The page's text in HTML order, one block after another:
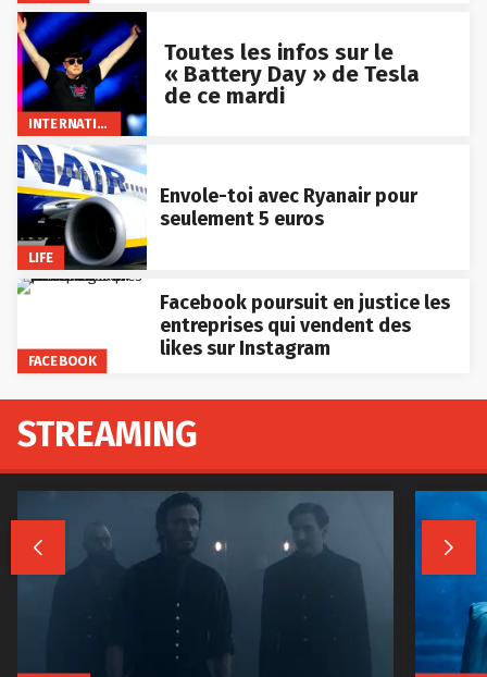
INTERNATIONAL
Toutes les infos sur le
« Battery Day » de Tesla
de ce mardi
LIFE
Envole-toi avec Ryanair pour
seulement 5 euros
FACEBOOK
Facebook poursuit en justice les
entreprises qui vendent des
likes sur Instagram
STREAMING
 